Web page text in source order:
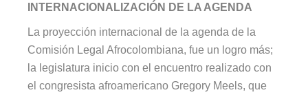
INTERNACIONALIZACIÓN DE LA AGENDA
La proyección internacional de la agenda de la
Comisión Legal Afrocolombiana, fue un logro más;
la legislatura inicio con el encuentro realizado con
el congresista afroamericano Gregory Meels, que